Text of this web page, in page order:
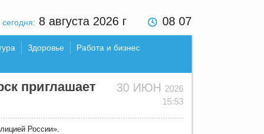
сегодня: 8 августа 2026 г 08 07
Здоровье
Работа и бизнес
30 ИЮН 2026
15:53
приглашает
России».